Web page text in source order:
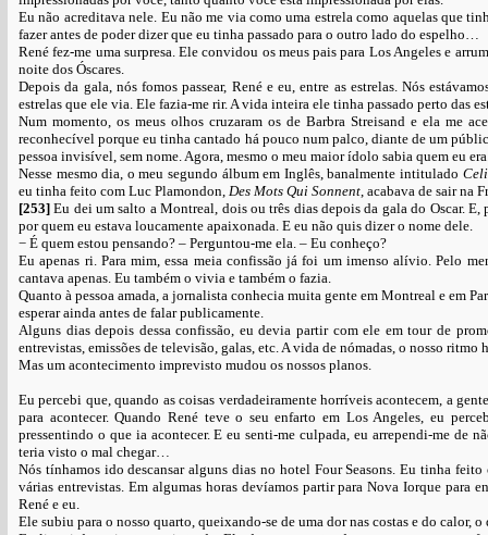
Eu não acreditava nele. Eu não me via como uma estrela como aquelas que
fazer antes de poder dizer que eu tinha passado para o outro lado do espelho…
René fez-me uma surpresa. Ele convidou os meus pais para Los Angeles e
noite dos Óscares.
Depois da gala, nós fomos passear, René e eu, entre as estrelas. Nós
estrelas que ele via. Ele fazia-me rir. A vida inteira ele tinha passado perto das
Num momento, os meus olhos cruzaram os de Barbra Streisand e ela me
reconhecível porque eu tinha cantado há pouco num palco, diante de um
pessoa invisível, sem nome. Agora, mesmo o meu maior ídolo sabia quem eu
Nesse mesmo dia, o meu segundo álbum em Inglês, banalmente intitulado
eu tinha feito com Luc Plamondon, Des Mots Qui Sonnent, acabava de sair na
[253]Eu dei um salto a Montreal, dois ou três dias depois da gala do Oscar.
por quem eu estava loucamente apaixonada. E eu não quis dizer o nome dele.
− É quem estou pensando? – Perguntou-me ela. – Eu conheço?
Eu apenas ri. Para mim, essa meia confissão já foi um imenso alívio. Pelo
cantava apenas. Eu também o vivia e também o fazia.
Quanto à pessoa amada, a jornalista conhecia muita gente em Montreal e em
esperar ainda antes de falar publicamente.
Alguns dias depois dessa confissão, eu devia partir com ele em tour de
entrevistas, emissões de televisão, galas, etc. A vida de nómadas, o nosso
Mas um acontecimento imprevisto mudou os nossos planos.
Eu percebi que, quando as coisas verdadeiramente horríveis acontecem, a
para acontecer. Quando René teve o seu enfarto em Los Angeles, eu
pressentindo o que ia acontecer. E eu senti-me culpada, eu arrependi-me de
teria visto o mal chegar…
Nós tínhamos ido descansar alguns dias no hotel Four Seasons. Eu tinha
várias entrevistas. Em algumas horas devíamos partir para Nova Iorque para
René e eu.
Ele subiu para o nosso quarto, queixando-se de uma dor nas costas e do calor,